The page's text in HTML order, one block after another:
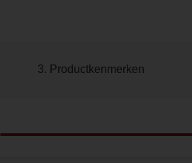
3. Productkenmerken